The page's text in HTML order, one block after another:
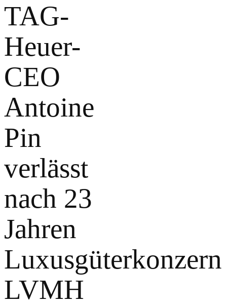
TAG-
Heuer-
CEO
Antoine
Pin
verlässt
nach 23
Jahren
Luxusgüterkonzern
LVMH